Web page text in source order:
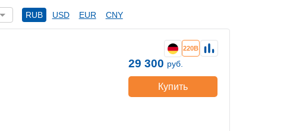
RUB USD EUR CNY
220В
29 300 руб.
Купить